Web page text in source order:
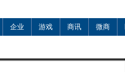
企业 游戏 商讯 微商